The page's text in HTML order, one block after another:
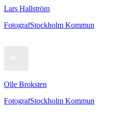
Lars Hallström
FotografStockholm Kommun
Olle Broksten
FotografStockholm Kommun